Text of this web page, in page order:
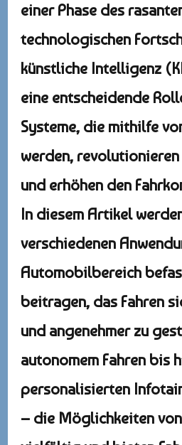
einer Phase des
technologischen
künstliche Intelligenz
eine entscheidende
Systeme, die mithilfe
werden,
und erhöhen den
In diesem Artikel
verschiedenen
Automobilbereich
beitragen, das Fahren
und angenehmer zu
autonomem Fahren bis
personalisierten
– die Möglichkeiten